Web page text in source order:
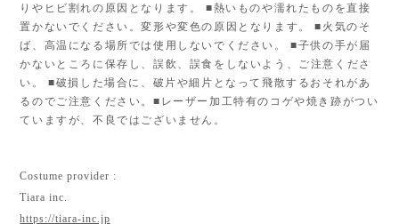
りやヒビ割れの原因となります。 ■熱いものや濡れたものを直接
置かないでください。変形や変色の原因となります。 ■火気のそ
ば、高温になる場所では使用しないでください。 ■子供の手が届
かないところに保存し、誤飲、誤食をしないよう、ご注意くださ
い。 ■破損した場合に、破片や細片となって飛散するおそれがあ
るのでご注意ください。■レーザー加工特有のコゲや焼き跡がつい
ていますが、不良ではございません。
Costume provider :
Tiara inc.
https://tiara-inc.jp